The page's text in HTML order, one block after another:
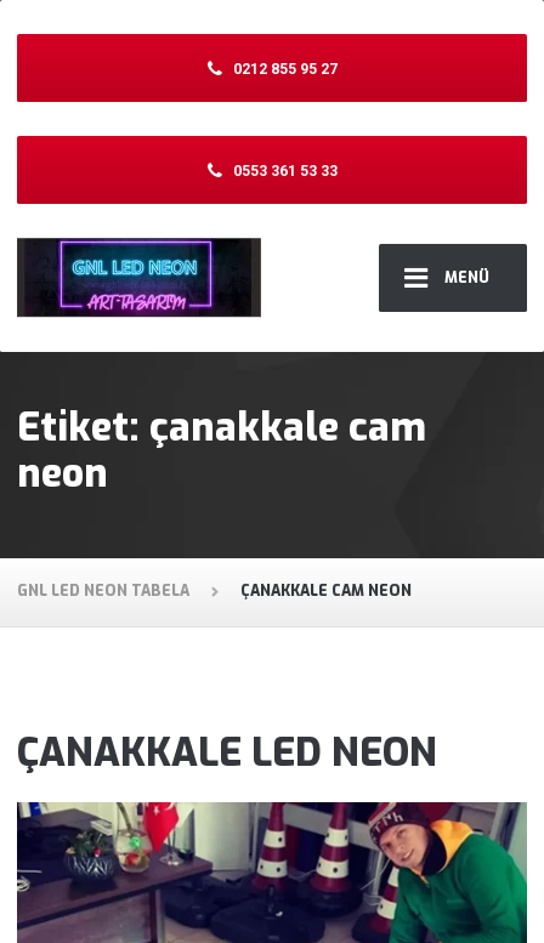
MENÜ
0212 855 95 27
0553 361 53 33
Etiket: çanakkale cam
neon
GNL LED NEON TABELA ÇANAKKALE CAM NEON
ÇANAKKALE LED NEON